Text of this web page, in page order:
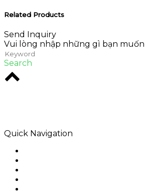
Related Products
Send Inquiry
Vui lòng nhập những gì bạn
Search
Quick Navigation